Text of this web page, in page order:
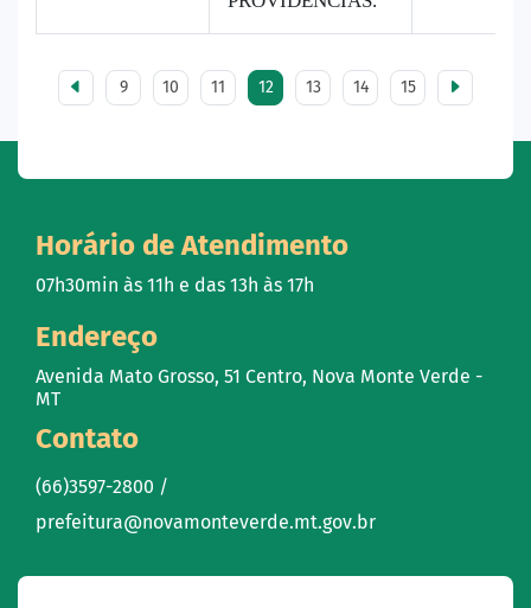
9 10 11 12 13 14 15
Horário de Atendimento
07h30min às 11h e das 13h às 17h
Endereço
Avenida Mato Grosso, 51 Centro, Nova Monte Verde -
MT
Contato
(66)3597-2800 /
prefeitura@novamonteverde.mt.gov.br